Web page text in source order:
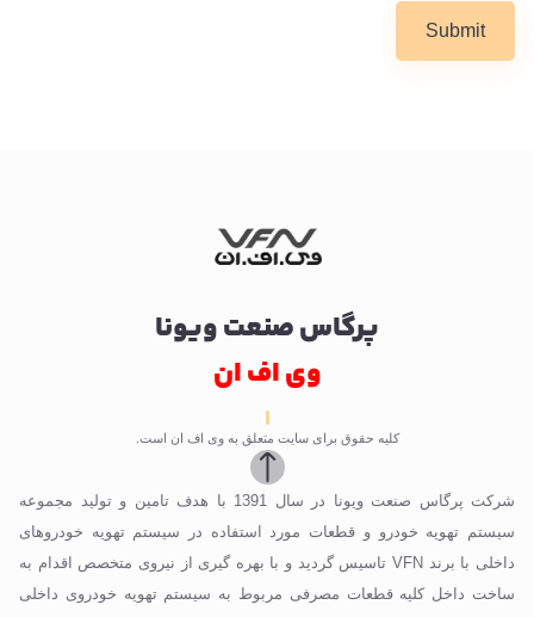
پرگاس صنعت ویونا
وی اف ان
کلیه حقوق برای سایت متعلق به وی اف ان است.
شرکت پرگاس صنعت ویونا در سال 1391 با هدف تامین و تولید مجموعه
سیستم تهویه خودرو و قطعات مورد استفاده در سیستم تهویه خودروهای
داخلی با برند VFN تاسیس گردید و با بهره گیری از نیروی متخصص اقدام به
ساخت داخل کلیه قطعات مصرفی مربوط به سیستم تهویه خودروی داخلی